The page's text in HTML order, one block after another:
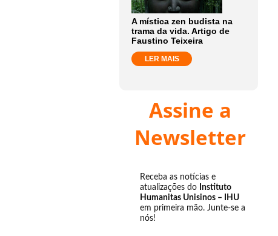
A mística zen budista na
trama da vida. Artigo de
Faustino Teixeira
LER MAIS
Assine a
Newsletter
Receba as notícias e
atualizações do Instituto
Humanitas Unisinos – IHU
em primeira mão. Junte-se a
nós!